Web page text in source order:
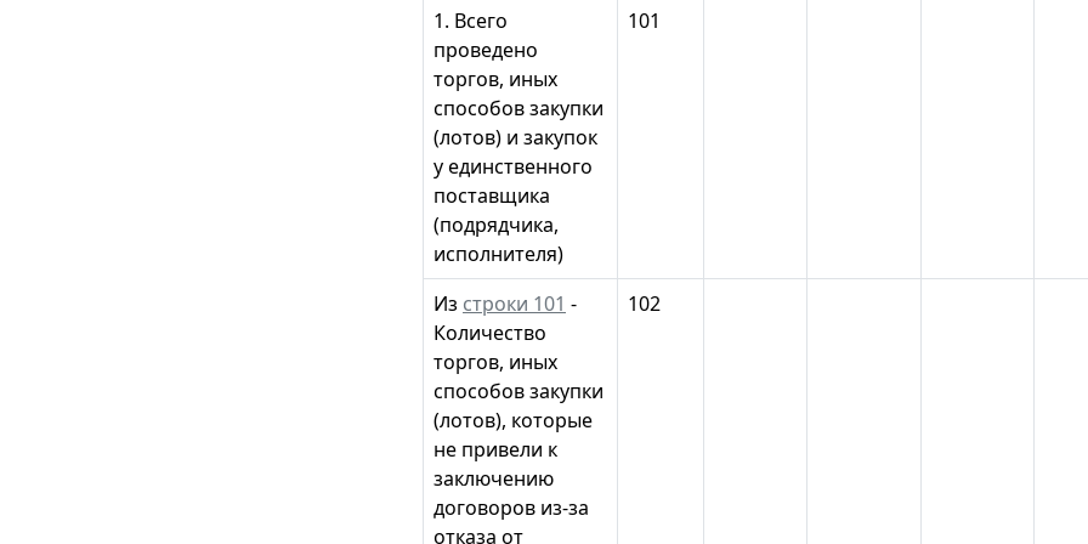
1. Всего
проведено
торгов, иных
способов закупки
(лотов) и закупок
у единственного
поставщика
(подрядчика,
исполнителя)
101
Из строки 101 -
Количество
торгов, иных
способов закупки
(лотов), которые
не привели к
заключению
договоров из-за
отказа от
102